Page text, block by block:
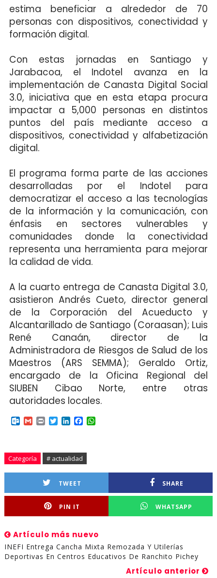
estima beneficiar a alrededor de 70
personas con dispositivos, conectividad y
formación digital.
Con estas jornadas en Santiago y
Jarabacoa, el Indotel avanza en la
implementación de Canasta Digital Social
3.0, iniciativa que en esta etapa procura
impactar a 5,000 personas en distintos
puntos del país mediante acceso a
dispositivos, conectividad y alfabetización
digital.
El programa forma parte de las acciones
desarrolladas por el Indotel para
democratizar el acceso a las tecnologías
de la información y la comunicación, con
énfasis en sectores vulnerables y
comunidades donde la conectividad
representa una herramienta para mejorar
la calidad de vida.
A la cuarto entrega de Canasta Digital 3.0,
asistieron Andrés Cueto, director general
de la Corporación del Acueducto y
Alcantarillado de Santiago (Coraasan); Luis
René Canaán, director de la
Administradora de Riesgos de Salud de los
Maestros (ARS SEMMA); Geraldo Ortiz,
encargado de la Oficina Regional del
SIUBEN Cibao Norte, entre otras
autoridades locales.
O
o
o
k
c
o
G
l
P
t
T
t
e
r
L
e
d
I
n
F
b
o
o
W
p
Categoría # actualidad
TWEET SHARE
PIN IT WHATSAPP
Artículo más nuevo
INEFI Entrega Cancha Mixta Remozada Y Utilerías
Deportivas En Centros Educativos De Ranchito Pichey
Artículo anterior